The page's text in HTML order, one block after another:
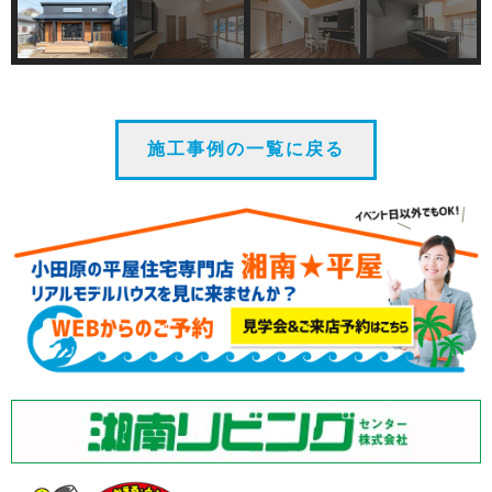
施工事例の一覧に戻る